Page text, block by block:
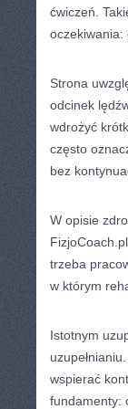
ćwiczeń.
oczekiwania:
Strona
odcinek
wdrożyć
często
bez
W opisie
trzeba
w którym
Istotnym
wspierać
fundamenty: